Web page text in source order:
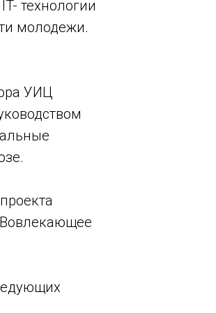
технологии
молодежи.
УИЦ